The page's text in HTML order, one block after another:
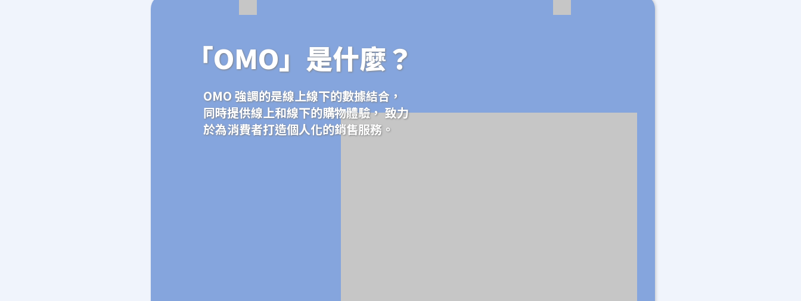
「OMO」是什麼？
OMO 強調的是線上線下的數據結合，
同時提供線上和線下的購物體驗， 致力
於為消費者打造個人化的銷售服務。